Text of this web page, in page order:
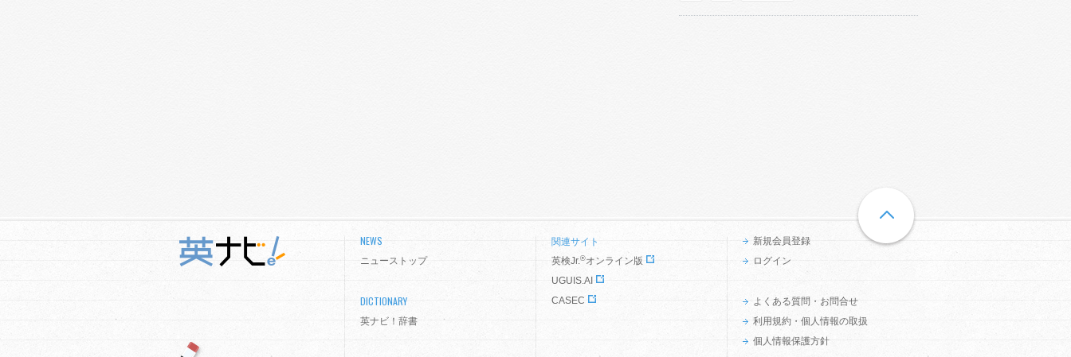
NEWS
ニューストップ
DICTIONARY
英ナビ！辞書
関連サイト
英検Jr.®オンライン版
UGUIS.AI
CASEC
新規会員登録
ログイン
よくある質問・お問合せ
利用規約・個人情報の取扱
個人情報保護方針